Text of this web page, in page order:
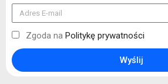
Zgoda na Politykę prywatności
Wyślij